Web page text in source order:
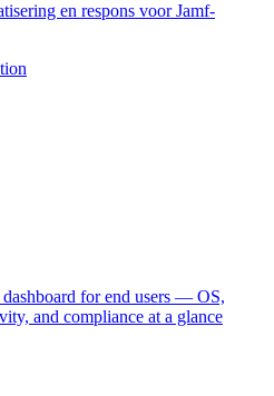
en respons voor Jamf-
for end users — OS,
and compliance at a glance